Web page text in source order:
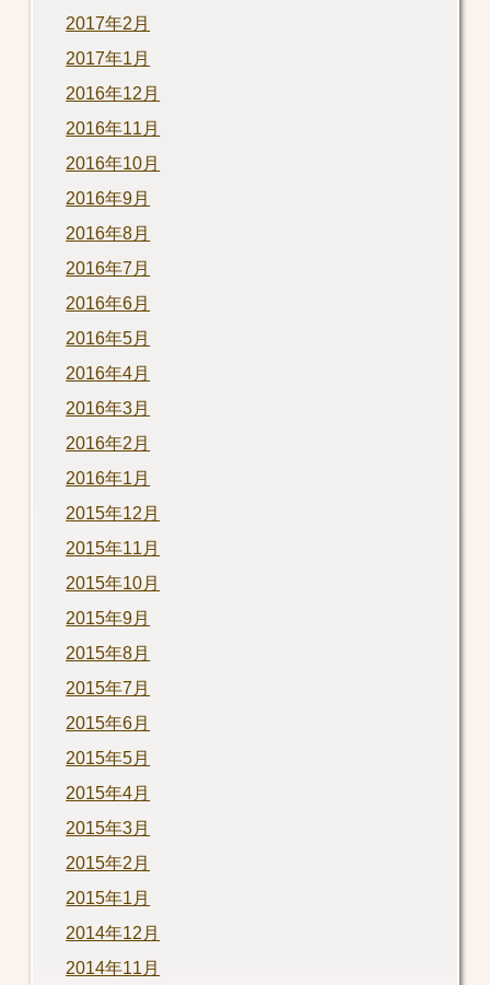
2017年2月
2017年1月
2016年12月
2016年11月
2016年10月
2016年9月
2016年8月
2016年7月
2016年6月
2016年5月
2016年4月
2016年3月
2016年2月
2016年1月
2015年12月
2015年11月
2015年10月
2015年9月
2015年8月
2015年7月
2015年6月
2015年5月
2015年4月
2015年3月
2015年2月
2015年1月
2014年12月
2014年11月